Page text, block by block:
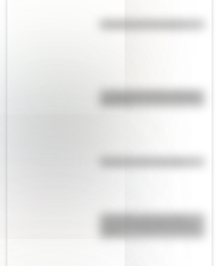
La vida de San Martín contada
Efemérides: tres cosas que